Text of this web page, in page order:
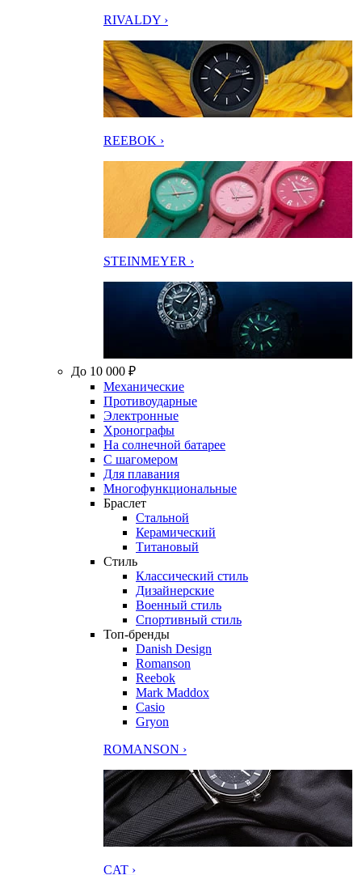
RIVALDY ›
REEBOK ›
STEINMEYER ›
До 10 000 ₽
Механические
Противоударные
Электронные
Хронографы
На солнечной батарее
С шагомером
Для плавания
Многофункциональные
Браслет
Стальной
Керамический
Титановый
Стиль
Классический стиль
Дизайнерские
Военный стиль
Спортивный стиль
Топ-бренды
Danish Design
Romanson
Reebok
Mark Maddox
Casio
Gryon
ROMANSON ›
CAT ›